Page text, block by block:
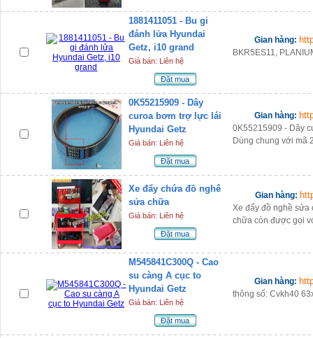
1881411051 - Bu gi
đánh lửa Hyundai
Getz, i10 grand
Giá bán: Liên hệ
Đặt mua
Gian hàng:
BKR5ES11,
0K55215909 - Dây
curoa bơm trợ lực lái
Hyundai Getz
Giá bán: Liên hệ
Đặt mua
Gian hàng:
0K55215909 - Dây
Dùng chung với mã
Xe đẩy chứa đồ nghê
sửa chữa
Giá bán: Liên hệ
Đặt mua
Gian hàng:
Xe đẩy đồ nghề
chữa còn được gọi
M545841C300Q - Cao
su càng A cục to
Hyundai Getz
Giá bán: Liên hệ
Đặt mua
Gian hàng:
thông số: Cvkh40